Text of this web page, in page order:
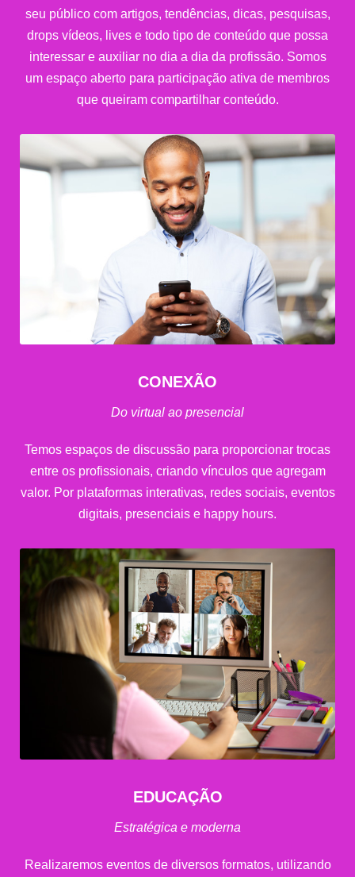
seu público com artigos, tendências, dicas, pesquisas,
drops vídeos, lives e todo tipo de conteúdo que possa
interessar e auxiliar no dia a dia da profissão. Somos
um espaço aberto para participação ativa de membros
que queiram compartilhar conteúdo.
CONEXÃO
Do virtual ao presencial
Temos espaços de discussão para proporcionar trocas
entre os profissionais, criando vínculos que agregam
valor. Por plataformas interativas, redes sociais, eventos
digitais, presenciais e happy hours.
EDUCAÇÃO
Estratégica e moderna
Realizaremos eventos de diversos formatos, utilizando